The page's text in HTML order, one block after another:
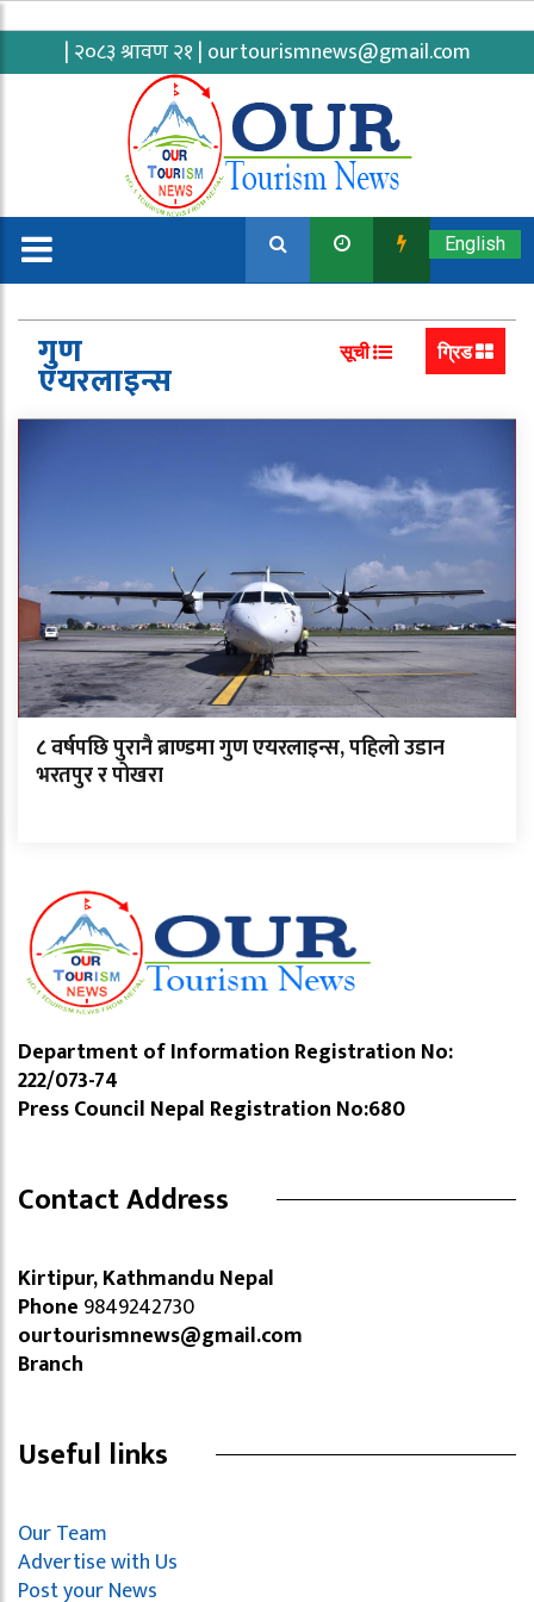
| २०८३ श्रावण २१ | ourtourismnews@gmail.com
English
गुण
एयरलाइन्स
सूची ग्रिड
८ वर्षपछि पुरानै ब्राण्डमा गुण एयरलाइन्स, पहिलो उडान
भरतपुर र पोखरा
Department of Information Registration No:
222/073-74
Press Council Nepal Registration No:680
Contact Address
Kirtipur, Kathmandu Nepal
Phone 9849242730
ourtourismnews@gmail.com
Branch
Useful links
Our Team
Advertise with Us
Post your News